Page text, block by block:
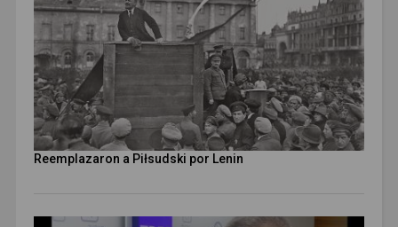
Reemplazaron a Piłsudski por Lenin